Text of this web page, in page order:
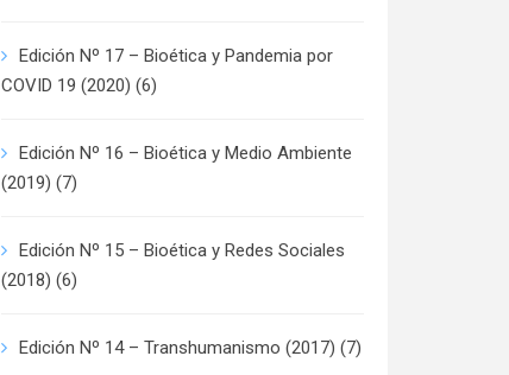
Edición Nº 17 – Bioética y Pandemia por
COVID 19 (2020) (6)
Edición Nº 16 – Bioética y Medio Ambiente
(2019) (7)
Edición Nº 15 – Bioética y Redes Sociales
(2018) (6)
Edición Nº 14 – Transhumanismo (2017) (7)